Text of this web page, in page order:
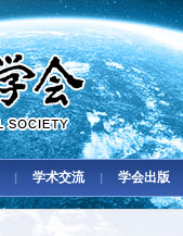
| 学术交流 | 学会出版